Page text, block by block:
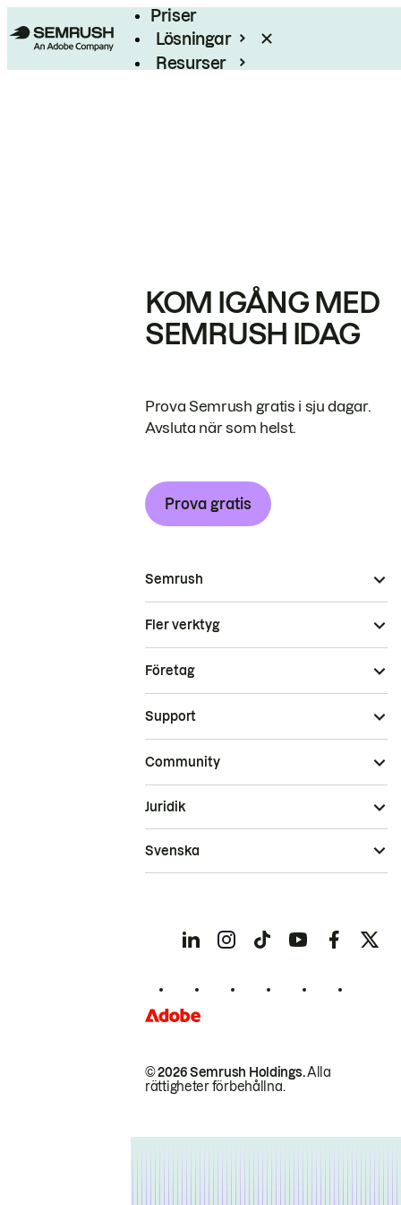
Priser
Lösningar
Resurser
KOM IGÅNG MED
SEMRUSH IDAG
Prova Semrush gratis i sju dagar.
Avsluta när som helst.
Prova gratis
Semrush
Fler verktyg
Företag
Support
Community
© 2026 Semrush Holdings.Alla
rättigheter förbehållna.
Juridik
Svenska